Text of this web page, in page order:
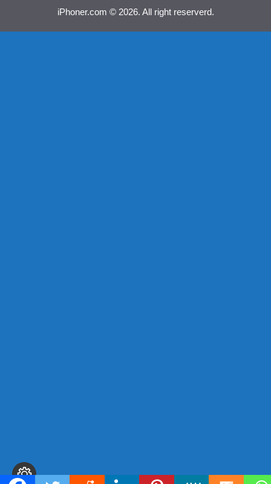
iPhoner.com © 2026. All right reserverd.